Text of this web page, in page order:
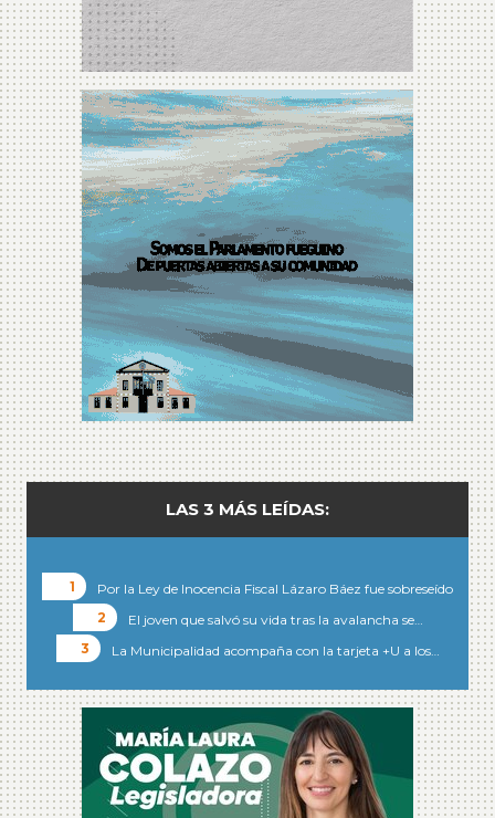
LAS 3 MÁS LEÍDAS:
Por la Ley de Inocencia Fiscal Lázaro Báez fue sobreseído
El joven que salvó su vida tras la avalancha se…
La Municipalidad acompaña con la tarjeta +U a los…